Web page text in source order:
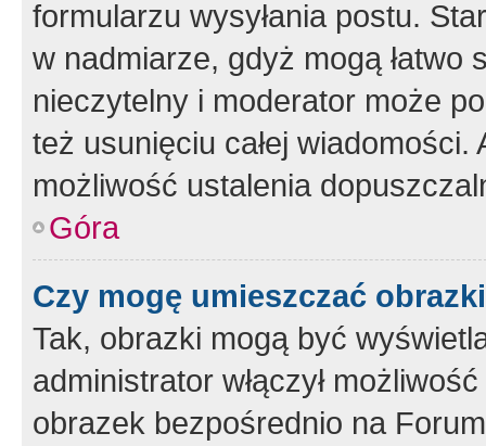
formularzu wysyłania postu.
w nadmiarze, gdyż mogą
nieczytelny i moderator może
też usunięciu całej
możliwość ustalenia
Góra
Czy mogę umieszczać
Tak, obrazki mogą być
administrator włączył
obrazek bezpośrednio na